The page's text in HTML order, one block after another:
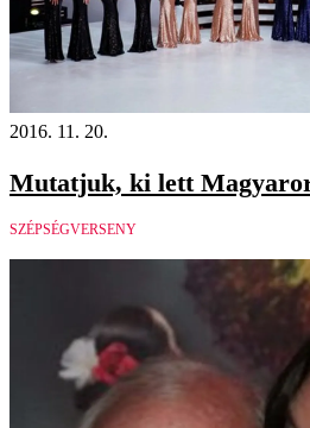
2016. 11. 20.
Mutatjuk, ki lett
SZÉPSÉGVERSENY